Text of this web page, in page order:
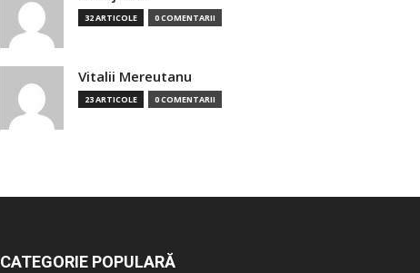
32 ARTICOLE 0 COMENTARII
Vitalii Mereutanu
23 ARTICOLE 0 COMENTARII
CATEGORIE POPULARĂ